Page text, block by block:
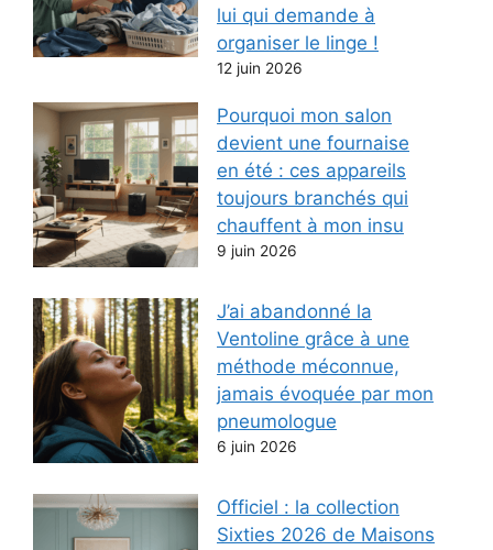
lui qui demande à
organiser le linge !
12 juin 2026
Pourquoi mon salon
devient une fournaise
en été : ces appareils
toujours branchés qui
chauffent à mon insu
9 juin 2026
J’ai abandonné la
Ventoline grâce à une
méthode méconnue,
jamais évoquée par mon
pneumologue
6 juin 2026
Officiel : la collection
Sixties 2026 de Maisons